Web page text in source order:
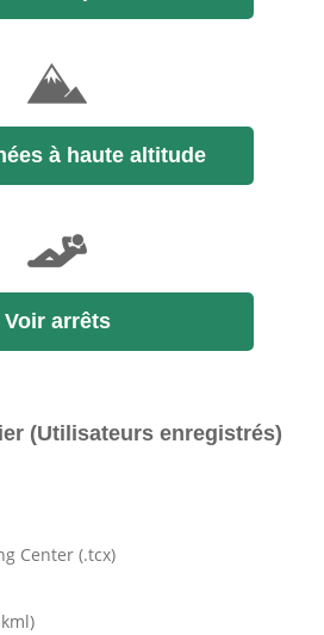
à haute altitude
Voir arrêts
(Utilisateurs enregistrés)
Center (.tcx)